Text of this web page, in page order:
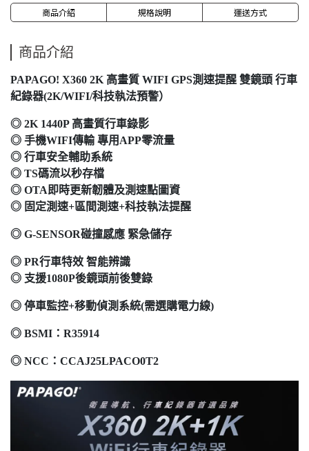
商品介紹 規格說明 運送方式
商品介紹
PAPAGO! X360 2K 高畫質 WIFI GPS測速提醒 雙鏡頭 行車
紀錄器(2K/WIFI/科技執法預警）
◎ 2K 1440P 高畫質行車錄影
◎ 手機WIFI傳輸 專用APP零流量
◎ 行車安全輔助系統
◎ TS碼流以秒存檔
◎ OTA即時更新韌體及測速點圖資
◎ 固定測速+區間測速+科技執法提醒
◎ G-SENSOR碰撞感應 緊急儲存
◎ PR行車特效 智能辨識
◎ 支援1080P後鏡頭前後雙錄
◎ 停車監控+移動偵測系統(需選購電力線)
◎ BSMI：R35914
◎ NCC：CCAJ25LPACO0T2